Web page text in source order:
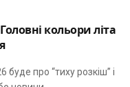
кольори літа
про “тиху розкіш” і